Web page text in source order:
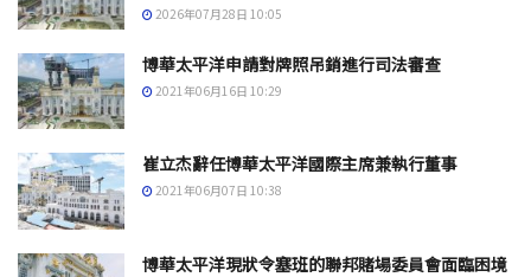
2026年07月28日 10:05
博華太平洋申請對牌照吊銷進行司法審查
2021年06月16日 10:29
崔立杰辭任博華太平洋國際主席兼執行董事
2021年06月07日 10:38
博華太平洋現狀令塞班的聯邦賭場委員會面臨困境